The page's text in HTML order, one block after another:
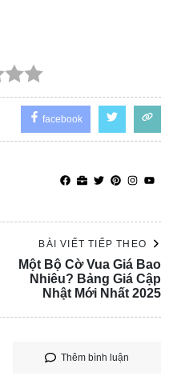
facebook
BÀI VIẾT TIẾP THEO
Một Bộ Cờ Vua Giá Bao
Nhiêu? Bảng Giá Cập
Nhật Mới Nhất 2025
Thêm bình luận